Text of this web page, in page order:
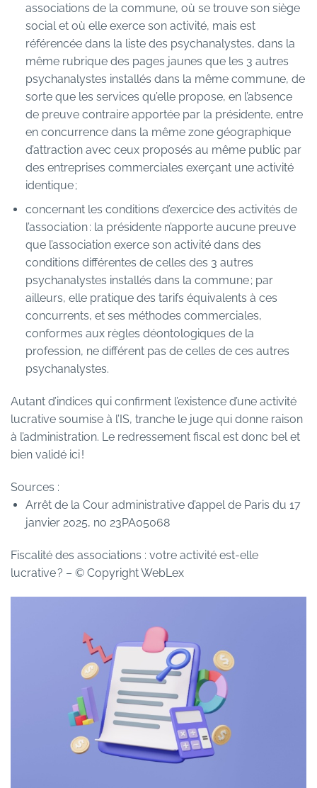
associations de la commune, où se trouve son siège
social et où elle exerce son activité, mais est
référencée dans la liste des psychanalystes, dans la
même rubrique des pages jaunes que les 3 autres
psychanalystes installés dans la même commune, de
sorte que les services qu’elle propose, en l’absence
de preuve contraire apportée par la présidente, entre
en concurrence dans la même zone géographique
d’attraction avec ceux proposés au même public par
des entreprises commerciales exerçant une activité
identique ;
concernant les conditions d’exercice des activités de
l’association : la présidente n’apporte aucune preuve
que l’association exerce son activité dans des
conditions différentes de celles des 3 autres
psychanalystes installés dans la commune ; par
ailleurs, elle pratique des tarifs équivalents à ces
concurrents, et ses méthodes commerciales,
conformes aux règles déontologiques de la
profession, ne différent pas de celles de ces autres
psychanalystes.
Autant d’indices qui confirment l’existence d’une activité
lucrative soumise à l’IS, tranche le juge qui donne raison
à l’administration. Le redressement fiscal est donc bel et
bien validé ici !
Sources :
Arrêt de la Cour administrative d’appel de Paris du 17
janvier 2025, no 23PA05068
Fiscalité des associations : votre activité est-elle
lucrative ? – © Copyright WebLex